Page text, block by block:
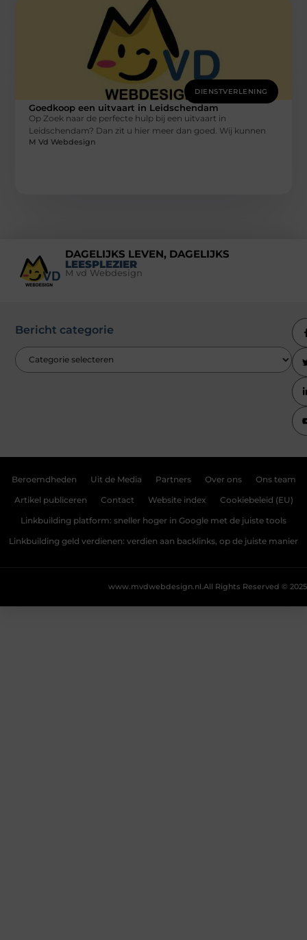
DIENSTVERLENING
Goedkoop een uitvaart in Leidschendam
Op Zoek naar de perfecte hulp bij een uitvaart in
Leidschendam? Dan zit u hier meer dan goed. Wij kunnen
M Vd Webdesign
DAGELIJKS LEVEN, DAGELIJKS
LEESPLEZIER
M vd Webdesign
Bericht categorie
Beroemdheden Uit de Media Partners Over ons Ons team
Artikel publiceren Contact Website index Cookiebeleid (EU)
Linkbuilding platform: sneller hoger in Google met de juiste tools
Linkbuilding geld verdienen: verdien aan backlinks, op de juiste manier
All Rights Reserved © 2025
www.mvdwebdesign.nl.